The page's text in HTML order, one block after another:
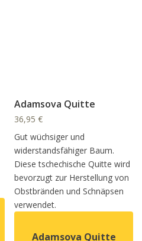
Adamsova Quitte
36,95€
Gut wüchsiger und
widerstandsfähiger Baum.
Diese tschechische Quitte wird
bevorzugt zur Herstellung von
Obstbränden und Schnäpsen
verwendet.
Adamsova Quitte